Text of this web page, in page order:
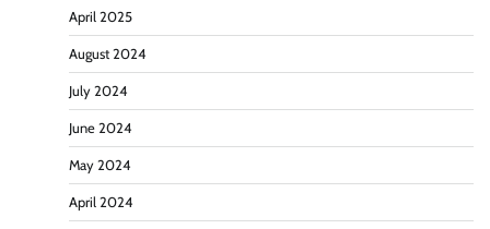
April 2025
August 2024
July 2024
June 2024
May 2024
April 2024